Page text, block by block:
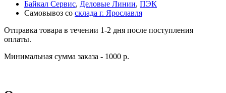
Байкал Сервис, Деловые Линии, ПЭК
Самовывоз со склада г. Ярославля
Отправка товара в течении 1-2 дня после поступления
оплаты.
Минимальная сумма заказа - 1000 р.